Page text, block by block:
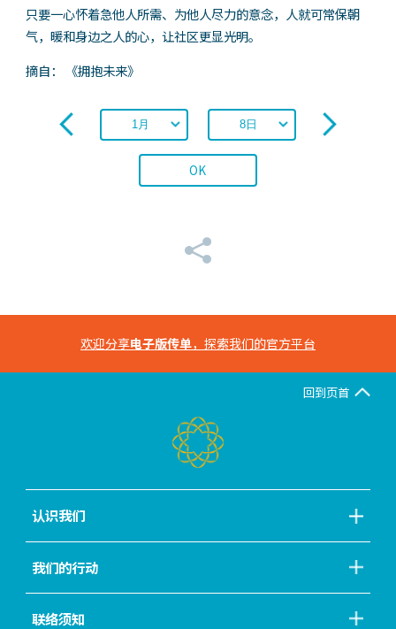
只要一心怀着急他人所需、为他人尽力的意念，人就可常保朝
气，暖和身边之人的心，让社区更显光明。
摘自： 《拥抱未来》
OK
欢迎分享电子版传单，探索我们的官方平台
回到页首
认识我们
我们的行动
联络须知